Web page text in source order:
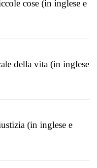
cose (in inglese e
della vita (in inglese
(in inglese e